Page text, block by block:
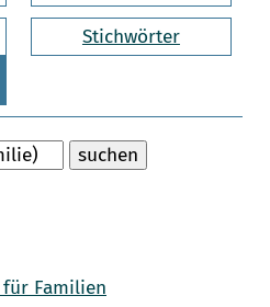
Stichwörter
Familien